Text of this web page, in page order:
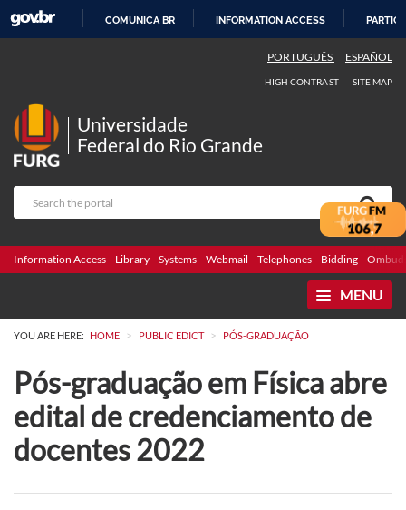
COMUNICA BR INFORMATION ACCESS
PORTUGUÊS ESPAÑOL
HIGH CONTRAST SITE MAP
Universidade
Federal do Rio Grande
Information Access Library Systems Webmail Telephones Bidding
MENU
YOU ARE HERE: HOME > PUBLIC EDICT > PÓS-GRADUAÇÃO
Pós-graduação em Física abre
edital de credenciamento de
docentes 2022